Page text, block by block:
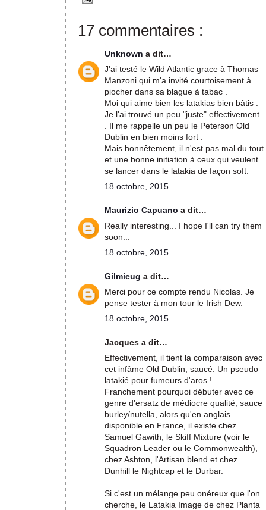
17 commentaires :
Unknown a dit…
J'ai testé le Wild Atlantic grace à Thomas
Manzoni qui m'a invité courtoisement à
piocher dans sa blague à tabac .
Moi qui aime bien les latakias bien bâtis .
Je l'ai trouvé un peu "juste" effectivement
. Il me rappelle un peu le Peterson Old
Dublin en bien moins fort .
Mais honnêtement, il n'est pas mal du tout
et une bonne initiation à ceux qui veulent
se lancer dans le latakia de façon soft.
18 octobre, 2015
Maurizio Capuano a dit…
Really interesting... I hope I'll can try them
soon...
18 octobre, 2015
Gilmieug a dit…
Merci pour ce compte rendu Nicolas. Je
pense tester à mon tour le Irish Dew.
18 octobre, 2015
Jacques a dit…
Effectivement, il tient la comparaison avec
cet infâme Old Dublin, saucé. Un pseudo
latakié pour fumeurs d'aros !
Franchement pourquoi débuter avec ce
genre d'ersatz de médiocre qualité, sauce
burley/nutella, alors qu'en anglais
disponible en France, il existe chez
Samuel Gawith, le Skiff Mixture (voir le
Squadron Leader ou le Commonwealth),
chez Ashton, l'Artisan blend et chez
Dunhill le Nightcap et le Durbar.
Si c'est un mélange peu onéreux que l'on
cherche, le Latakia Image de chez Planta